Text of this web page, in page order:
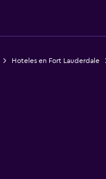
Hoteles en Fort Lauderdale